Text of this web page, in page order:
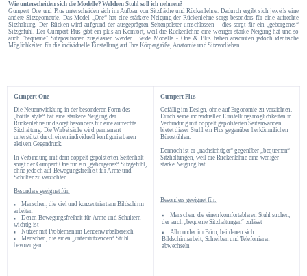
Wie unterscheiden sich die Modelle? Welchen Stuhl soll ich nehmen?
Gumpert One und Plus unterscheiden sich im Aufbau von Sitzfläche und Rückenlehne. Dadurch ergibt sich jeweils eine
andere Sitzgeometrie. Das Model „One“ hat eine stärkere Neigung der Rückenlehne sorgt besonders für eine aufrechte
Sitzhaltung. Der Rücken wird aufgrund der ausgeprägten Seitenpolster umschlossen – dies sorgt für ein „geborgenes“
Sitzgefühl. Der Gumpert Plus gibt ein plus an Komfort, weil die Rückenlehne eine weniger starke Neigung hat und so
auch "bequeme" Sitzpositionen zugelassen werden. Beide Modelle - One & Plus haben ansonsten jedoch identische
Möglichkeiten für die individuelle Einstellung auf Ihre Körpergröße, Anatomie und Sitzvorlieben.
Gumpert One
Die Neuentwicklung in der besonderen Form des
„bottle style“ hat eine stärkere Neigung der
Rückenlehne und sorgt besonders für eine aufrechte
Sitzhaltung. Die Wirbelsäule wird permanent
unterstützt durch einen individuell konfigurierbaren
aktiven Gegendruck.
In Verbindung mit dem doppelt gepolsterten Seitenhalt
sorgt der Gumpert One für ein „geborgenes“ Sitzgefühl,
ohne jedoch auf Bewegungsfreiheit für Arme und
Schulter zu verzichten.
Besonders geeignet für:
Menschen, die viel und konzentriert am Bildschirm
arbeiten
Denen Bewegungsfreiheit für Arme und Schultern
wichtig ist
Nutzer mit Problemen im Lendenwirbelbereich
Menschen, die einen „unterstützenden“ Stuhl
bevorzugen
Gumpert Plus
Gefällig im Design, ohne auf Ergonomie zu verzichten.
Durch seine individuellen Einstellungsmöglichkeiten in
Verbindung mit doppelt gepolsterten Seitenwänden
bietet dieser Stuhl ein Plus gegenüber herkömmlichen
Bürostühlen.
Dennoch ist er „nachsichtiger“ gegenüber „bequemen“
Sitzhaltungen, weil die Rückenlehne eine weniger
starke Neigung hat.
Besonders geeignet für:
Menschen, die einen komfortableren Stuhl suchen,
der auch „bequeme Sitzhaltungen“ zulässt
Allrounder im Büro, bei denen sich
Bildschirmarbeit, Schreiben und Telefonieren
abwechseln